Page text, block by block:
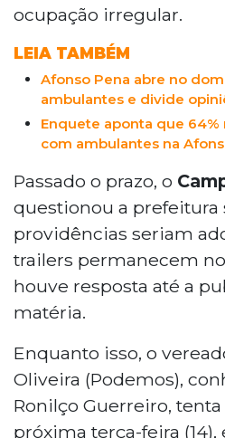
ocupação irregular.
LEIA TAMBÉM
Afonso Pena abre no
ambulantes e divide
Enquete aponta que
com ambulantes na
Passado o prazo, o
questionou a prefeitura
providências seriam
trailers permanecem
houve resposta até a
matéria.
Enquanto isso, o
Oliveira (Podemos),
Ronilço Guerreiro,
próxima terça-feira